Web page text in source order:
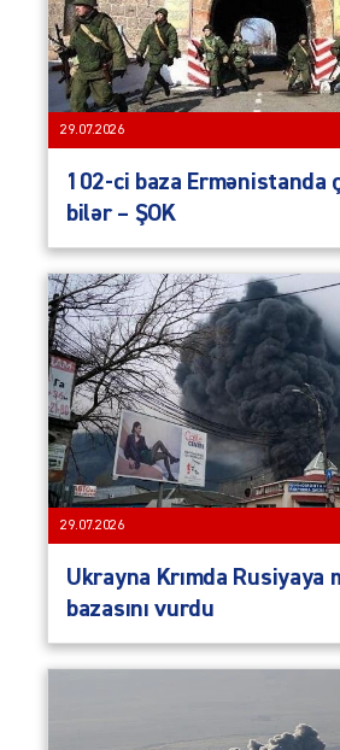
29.07.2026
102-ci baza Ermənistanda
bilər – ŞOK
29.07.2026
Ukrayna Krımda Rusiyaya
bazasını vurdu